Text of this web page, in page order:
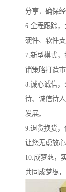
分享，确保经
6.全程跟踪，
硬件、软件
7.新型模式
销策略打造
8.诚心诚信
待、诚信待
发展。
9.退货换货，
让您无虑放
10.成梦想，
共同成梦想